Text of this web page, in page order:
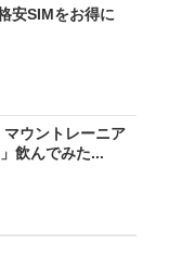
安SIMをお得に
ウントレーニア
飲んでみた...